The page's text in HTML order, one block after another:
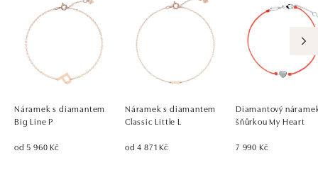
Náramek s diamantem
Big Line P
od 5 960 Kč
Náramek s diamantem
Classic Little L
od 4 871 Kč
Diamantový
šňůrkou My Heart
7 990 Kč